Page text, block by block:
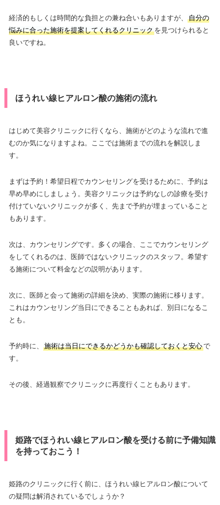
経済的もしくは時間的な負担との兼ね合いもありますが、
自分の
悩みに合った施術を提案してくれるクリニックを見つけられると
良いですね。
ほうれい線ヒアルロン酸の施術の流れ
はじめて美容クリニックに行くなら、施術がどのような流れで進
むのか気になりますよね。ここでは施術までの流れを解説しま
す。
まずは予約！希望日程でカウンセリングを受けるために、予約は
早め早めにしましょう。美容クリニックは予約なしの診療を受け
付けていないクリニックが多く、先まで予約が埋まっていること
もあります。
次は、カウンセリングです。多くの場合、ここでカウンセリング
をしてくれるのは、医師ではないクリニックのスタッフ。希望す
る施術について料金などの説明があります。
次に、医師と会って施術の詳細を決め、実際の施術に移ります。
これはカウンセリング当日にできることもあれば、別日になるこ
とも。
予約時に、 施術は当日にできるかどうかも確認しておくと安心で
す。
その後、経過観察でクリニックに再度行くこともあります。
姫路でほうれい線ヒアルロン酸を受ける前に予備知識
を持っておこう！
姫路のクリニックに行く前に、ほうれい線ヒアルロン酸について
の疑問は解消されているでしょうか？